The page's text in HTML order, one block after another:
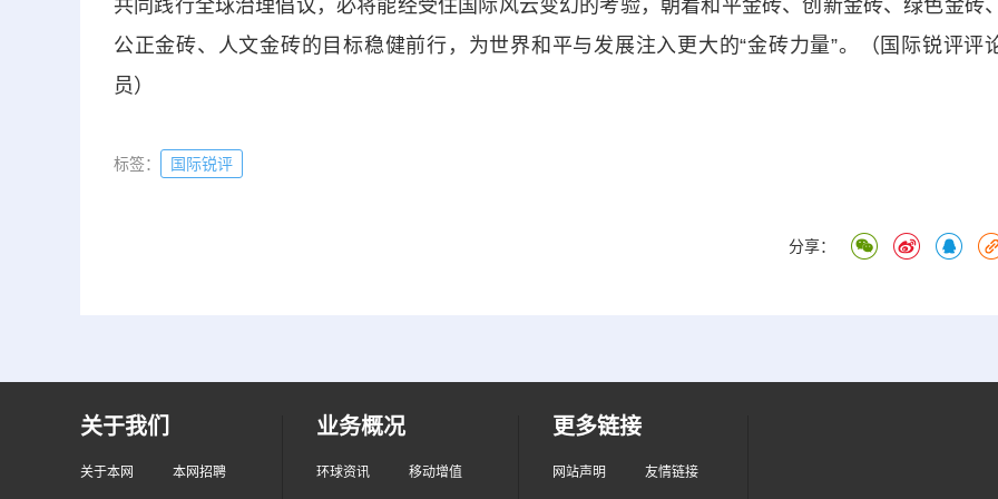
共同践行全球治理倡议，必将能经受住国际风云变幻的考验，朝着和平金砖、创新金砖、绿色金砖
公正金砖、人文金砖的目标稳健前行，为世界和平与发展注入更大的“金砖力量”。（国际锐评评
员）
标签： 国际锐评
分享：
关于我们
关于本网 本网招聘
业务概况
环球资讯 移动增值
更多链接
网站声明 友情链接